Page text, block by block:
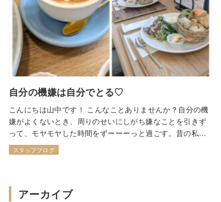
自分の機嫌は自分でとる♡
こんにちは山中です！ こんなことありませんか？自分の機
嫌がよくないとき、周りのせいにしがち嫌なことを引きず
って、モヤモヤした時間をずーーーっと過ごす。昔の私は
本当にそんな感じでした
た。 自分の機嫌を自分でとれるようになったからです♬そ
スタッフブログ
アーカイブ